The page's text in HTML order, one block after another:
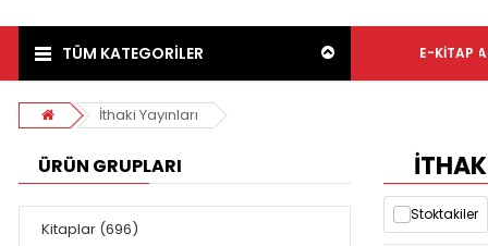
TÜM KATEGORİLER E-KITAP
İthaki Yayınları
ÜRÜN GRUPLARI
Kitaplar (696)
Stoktakiler